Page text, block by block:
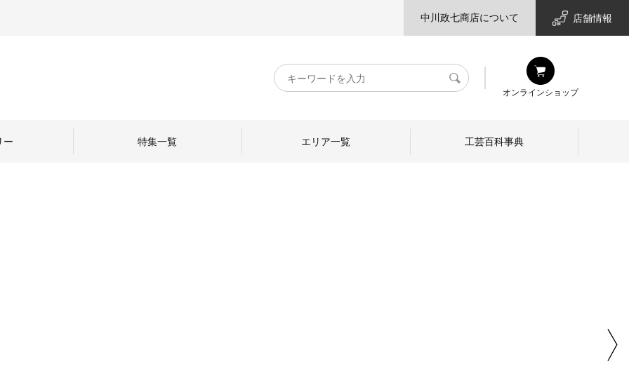
中川政七商店について 店舗情報
キ
ー
検
オンラインショップ
ー 特集一覧 エリア一覧 工芸百科事典